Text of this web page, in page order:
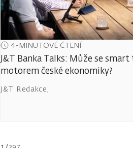
4-MINUTOVÉ ČTENÍ
J&T Banka Talks: Může se
motorem české ekonomiky?
J&T Redakce,